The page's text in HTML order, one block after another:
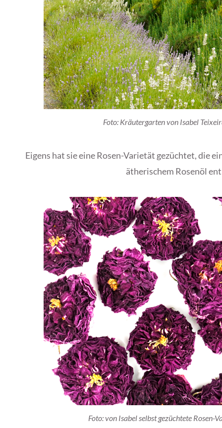
Foto: Kräutergarten von Isabel
Eigens hat sie eine Rosen-Varietät gezüchtet, die
ätherischem Rosenöl
Foto: von Isabel selbst gezüchtete Rosen-